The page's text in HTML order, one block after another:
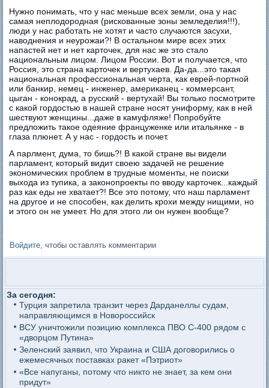
Нужно понимать, что у нас меньше всех земли, она у нас
самая неплодородная (рискованные зоны земледелия!!!),
люди у нас работать не хотят и часто случаются засухи,
наводнения и неурожаи?! В остальном мире всех этих
напастей нет и нет карточек, для нас же это стало
национальным лицом. Лицом России. Вот и получается, что
Россия, это страна карточек и вертухаев. Да-да...это такая
национальная профессиональная черта, как еврей-портной
или банкир, немец - инженер, американец - коммерсант,
цыган - конокрад, а русский - вертухай! Вы только посмотрите
с какой гордостью в нашей стране носят униформу, как в ней
шествуют женщины...даже в камуфляже! Попробуйте
предложить такое одеяние француженке или итальянке - в
глаза плюнет. А у нас - гордость и почет.
А парлмент, дума, то бишь?! В какой стране вы видели
парламент, который видит своею задачей не решение
экономических проблем в трудные моменты, не поиски
выхода из тупика, а законопроекты по вводу карточек...каждый
раз как еды не хватает?! Все это потому, что наш парламент
на другое и не способен, как делить крохи между нищими, но
и этого он не умеет. Но для этого ли он нужен вообще?
Войдите , чтобы оставлять комментарии
За сегодня:
Турция запретила транзит через Дарданеллы судам,
направляющимся в Новороссийск
ВСУ уничтожили позицию комплекса ПВО С-400 рядом с
«дворцом Путина»
Зеленский заявил, что Украина и США договорились о
ежемесячных поставках ракет «Пэтриот»
«Все напуганы, потому что никто не знает, за кем они
придут»